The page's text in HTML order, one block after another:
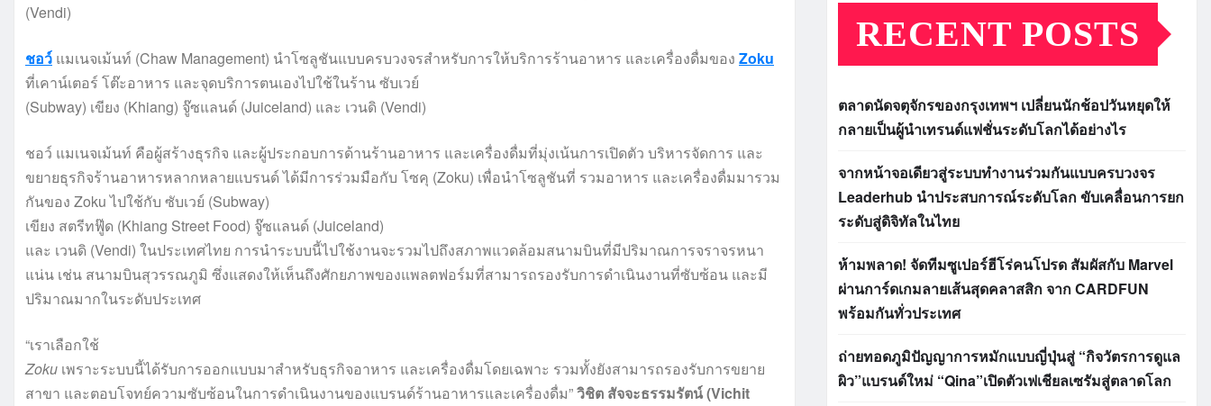
(Vendi)
ชอว์ แมเนจเม้นท์ (Chaw Management) นำโซลูชันแบบครบวงจรสำหรับการให้บริการร้านอาหาร และเครื่องดื่มของ Zoku
ที่เคาน์เตอร์ โต๊ะอาหาร และจุดบริการตนเองไปใช้ในร้าน ซับเวย์
(Subway) เขียง (Khiang) จู๊ซแลนด์ (Juiceland) และ เวนดิ (Vendi)
ชอว์ แมเนจเม้นท์ คือผู้สร้างธุรกิจ และผู้ประกอบการด้านร้านอาหาร และเครื่องดื่มที่มุ่งเน้นการเปิดตัว บริหารจัดการ และ
ขยายธุรกิจร้านอาหารหลากหลายแบรนด์ ได้มีการร่วมมือกับ โซคุ (Zoku) เพื่อนำโซลูชันที่ รวมอาหาร และเครื่องดื่มมารวม
กันของ Zoku ไปใช้กับ ซับเวย์ (Subway)
เขียง สตรีทฟู๊ด (Khiang Street Food) จู๊ซแลนด์ (Juiceland)
และ เวนดิ (Vendi) ในประเทศไทย การนำระบบนี้ไปใช้งานจะรวมไปถึงสภาพแวดล้อมสนามบินที่มีปริมาณการจราจรหนา
แน่น เช่น สนามบินสุวรรณภูมิ ซึ่งแสดงให้เห็นถึงศักยภาพของแพลตฟอร์มที่สามารถรองรับการดำเนินงานที่ซับซ้อน และมี
ปริมาณมากในระดับประเทศ
“เราเลือกใช้
Zoku เพราะระบบนี้ได้รับการออกแบบมาสำหรับธุรกิจอาหาร และเครื่องดื่มโดยเฉพาะ รวมทั้งยังสามารถรองรับการขยาย
สาขา และตอบโจทย์ความซับซ้อนในการดำเนินงานของแบรนด์ร้านอาหารและเครื่องดื่ม”วิชิต สัจจะธรรมรัตน์(Vichit
RECENT POSTS
ตลาดนัดจตุจักรของกรุงเทพฯ เปลี่ยนนักช้อปวันหยุดให้
กลายเป็นผู้นำเทรนด์แฟชั่นระดับโลกได้อย่างไร
จากหน้าจอเดียวสู่ระบบทำงานร่วมกันแบบครบวงจร
Leaderhub นำประสบการณ์ระดับโลก ขับเคลื่อนการยก
ระดับสู่ดิจิทัลในไทย
ห้ามพลาด! จัดทีมซูเปอร์ฮีโร่คนโปรด สัมผัสกับ Marvel
ผ่านการ์ดเกมลายเส้นสุดคลาสสิก จาก CARDFUN
พร้อมกันทั่วประเทศ
ถ่ายทอดภูมิปัญญาการหมักแบบญี่ปุ่นสู่ “กิจวัตรการดูแล
ผิว”แบรนด์ใหม่ “Qina”เปิดตัวเฟเชียลเซรัมสู่ตลาดโลก